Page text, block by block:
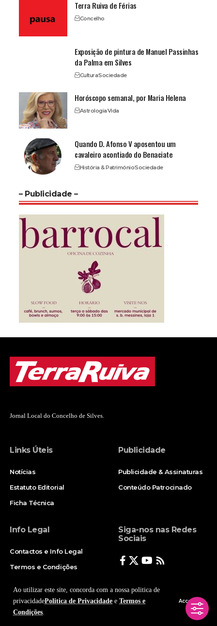
Ao utilizar este site, concorda com a nossa politica de
privacidadePolitica de Privacidade e Termos e
Condições.
Accept
Terra Ruiva de Férias
Concelho
Exposição de pintura de Manuel Passinhas
da Palma em Silves
CulturaSociedade
Horóscopo semanal, por Maria Helena
AstrologiaVida
Quando D. Afonso V aposentou um
cavaleiro acontiado do Benaciate
História & PatrimónioSociedade
– Publicidade –
Jornal Local do Concelho de Silves.
Links Úteis
Notícias
Estatuto Editorial
Ficha Técnica
Publicidade
Publicidade & Assinaturas
Conteúdo Patrocinado
Info Legal
Contactos e Info Legal
Termos e Condições
Siga-nos nas Redes
Sociais
© Copyright 2025, Todos os Direitos Reservados - Terra Ruiva - Created by Pixart